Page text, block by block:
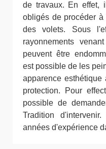
de travaux. En effet,
obligés de procéder
des volets. Sous
rayonnements
peuvent être
est possible de les
apparence
protection. Pour
possible de
Tradition
années d'expérience